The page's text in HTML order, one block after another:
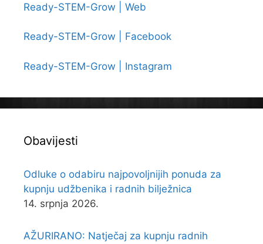
Ready-STEM-Grow | Web
Ready-STEM-Grow | Facebook
Ready-STEM-Grow | Instagram
Obavijesti
Odluke o odabiru najpovoljnijih ponuda za
kupnju udžbenika i radnih bilježnica
14. srpnja 2026.
AŽURIRANO: Natječaj za kupnju radnih